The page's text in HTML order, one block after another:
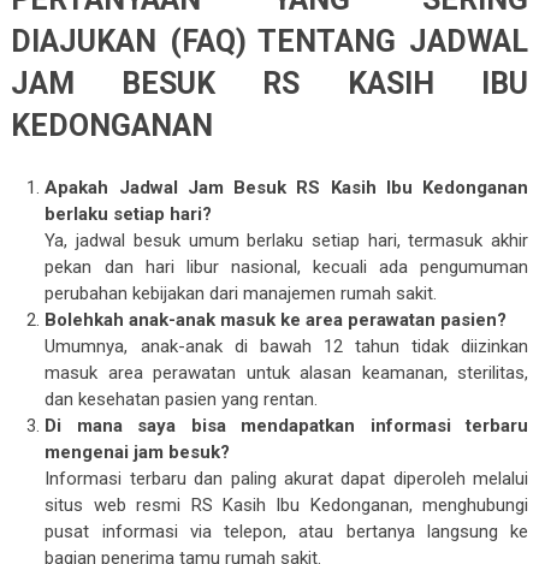
DIAJUKAN (FAQ) TENTANG JADWAL
JAM BESUK RS KASIH IBU
KEDONGANAN
Apakah Jadwal Jam Besuk RS Kasih Ibu Kedonganan
berlaku setiap hari?
Ya, jadwal besuk umum berlaku setiap hari, termasuk akhir
pekan dan hari libur nasional, kecuali ada pengumuman
perubahan kebijakan dari manajemen rumah sakit.
Bolehkah anak-anak masuk ke area perawatan pasien?
Umumnya, anak-anak di bawah 12 tahun tidak diizinkan
masuk area perawatan untuk alasan keamanan, sterilitas,
dan kesehatan pasien yang rentan.
Di mana saya bisa mendapatkan informasi terbaru
mengenai jam besuk?
Informasi terbaru dan paling akurat dapat diperoleh melalui
situs web resmi RS Kasih Ibu Kedonganan, menghubungi
pusat informasi via telepon, atau bertanya langsung ke
bagian penerima tamu rumah sakit.